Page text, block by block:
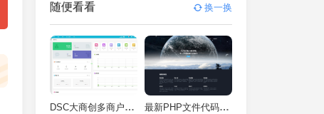
随便看看 换一换
DSC大商创多商户电商系统完整部署教程（附PHP7.4/PHP8兼容修复方案） 最新PHP文件代码加密系统 在线PHP加密系统 全开源 亲测可用